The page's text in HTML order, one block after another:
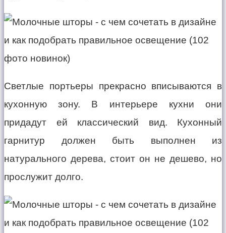
Светлые портьеры прекрасно вписываются в
кухонную зону. В интерьере кухни они
придадут ей классический вид. Кухонный
гарнитур должен быть выполнен из
натурального дерева, стоит он не дешево, но
прослужит долго.